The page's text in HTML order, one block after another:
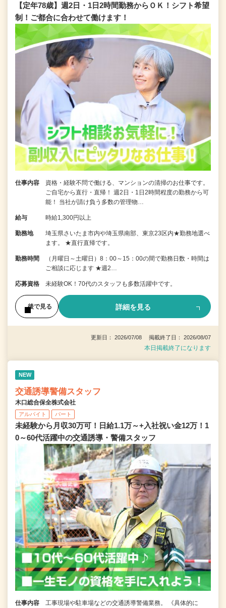
【定年78歳】週2日・1日2時間勤務からＯＫ！シフト希望
制！ご都合に合わせて働けます！
仕事内容
資格・経験不問で働ける、マンションの清掃のお仕事です。
ご自宅から直行・直帰！ 週2日・1日2時間程度の勤務から可
能！ 当社が請け負う多数の管理物…
給与 時給1,300円以上
勤務地
埼玉県さいたま市内や埼玉県南部、東京23区内★勤務地選べ
ます。 ★直行直帰です。
勤務時間
（月曜日～土曜日）8：00～15：00の間で勤務日数・時間は
ご相談に応じます ★週2…
応募資格 未経験OK！70代のスタッフも多数活躍中です。
後で見る 詳細を見る
更新日： 2026/07/08 掲載終了日： 2026/08/07
本日掲載終了になります
NEW
交通誘導警備スタッフ
木口総合保全株式会社
アルバイト パート
未経験から月収30万可！日給1.1万～+入社祝い金12万！1
0～60代活躍中の交通誘導・警備スタッフ
仕事内容 工事現場や駐車場などの交通誘導警備業務。 《具体的に